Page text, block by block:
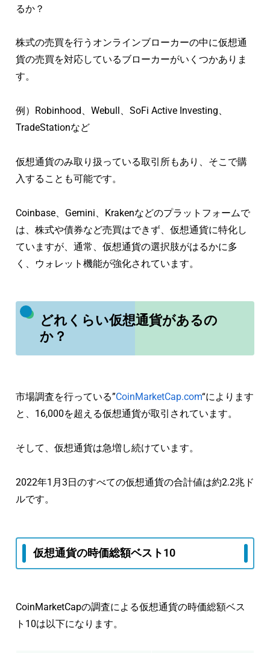
るか？
株式の売買を行うオンラインブローカーの中に仮想通
貨の売買を対応しているブローカーがいくつかありま
す。
例）Robinhood、Webull、SoFi Active Investing、
TradeStationなど
仮想通貨のみ取り扱っている取引所もあり、そこで購
入することも可能です。
Coinbase、Gemini、Krakenなどのプラットフォームで
は、株式や債券など売買はできず、仮想通貨に特化し
ていますが、通常、仮想通貨の選択肢がはるかに多
く、ウォレット機能が強化されています。
どれくらい仮想通貨があるの
か？
市場調査を行っている”CoinMarketCap.com“によります
と、16,000を超える仮想通貨が取引されています。
そして、仮想通貨は急増し続けています。
2022年1月3日のすべての仮想通貨の合計値は約2.2兆ド
ルです。
仮想通貨の時価総額ベスト10
CoinMarketCapの調査による仮想通貨の時価総額ベス
ト10は以下になります。